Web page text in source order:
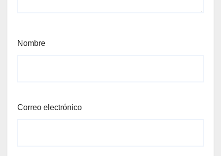
Nombre
Correo electrónico